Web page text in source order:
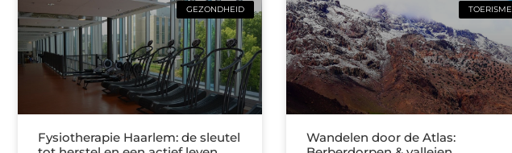
GEZONDHEID
Fysiotherapie Haarlem: de sleutel
TOERISME
Wandelen door de Atlas: